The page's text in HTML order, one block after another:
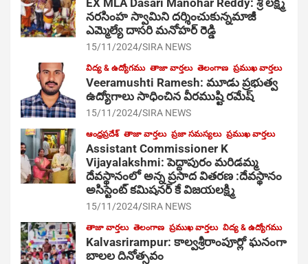
EX MLA Dasari Manohar Reddy: శ్రీ లక్ష్మీ
నరసింహ స్వామిని దర్శించుకున్నమాజీ
ఎమ్మెల్యే దాసరి మనోహర్ రెడ్డి
15/11/2024 SIRA NEWS
విద్య & ఉద్యోగము తాజా వార్తలు తెలంగాణ ప్రముఖ వార్తలు
Veeramushti Ramesh: మూడు ప్రభుత్వ
ఉద్యోగాలు సాధించిన వీరముష్టి రమేష్
15/11/2024 SIRA NEWS
ఆంధ్రప్రదేశ్ తాజా వార్తలు ప్రజా సమస్యలు ప్రముఖ వార్తలు
Assistant Commissioner K
Vijayalakshmi: పెద్దాపురం మరిడమ్మ
దేవస్థానంలో అన్న ప్రసాద వితరణ :దేవస్థానం
అసిస్టెంట్ కమిషనర్ కే విజయలక్ష్మి
15/11/2024 SIRA NEWS
తాజా వార్తలు తెలంగాణ ప్రముఖ వార్తలు విద్య & ఉద్యోగము
Kalvasrirampur: కాల్వశ్రీరాంపూర్లో ఘనంగా
బాలల దినోత్సవం